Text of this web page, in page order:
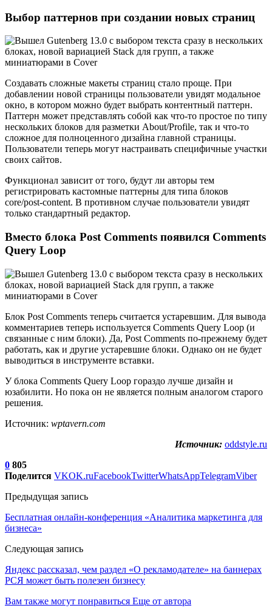
Выбор паттернов при создании новых страниц
Создавать сложные макеты страниц стало проще. При
добавлении новой страницы пользователи увидят модальное
окно, в котором можно будет выбрать контентный паттерн.
Паттерн может представлять собой как что-то простое по типу
нескольких блоков для разметки About/Profile, так и что-то
сложное для полноценного дизайна главной страницы.
Пользователи теперь могут настраивать специфичные участки
своих сайтов.
Функционал зависит от того, будут ли авторы тем
регистрировать кастомные паттерны для типа блоков
core/post-content. В противном случае пользователи увидят
только стандартный редактор.
Вместо блока Post Comments появился Comments
Query Loop
Блок Post Comments теперь считается устаревшим. Для вывода
комментариев теперь используется Comments Query Loop (и
связанные с ним блоки). Да, Post Comments по-прежнему будет
работать, как и другие устаревшие блоки. Однако он не будет
выводиться в инструменте вставки.
У блока Comments Query Loop гораздо лучше дизайн и
юзабилити. Но пока он не является полным аналогом старого
решения.
Источник: wptavern.com
Источник: oddstyle.ru
0 805
Поделится VKOK.ruFacebookTwitterWhatsAppTelegramViber
Предыдущая запись
Бесплатная онлайн-конференция «Аналитика маркетинга для
бизнеса»
Следующая запись
Яндекс рассказал, чем раздел «О рекламодателе» на баннерах
РСЯ может быть полезен бизнесу
Вам также могут понравиться Еще от автора